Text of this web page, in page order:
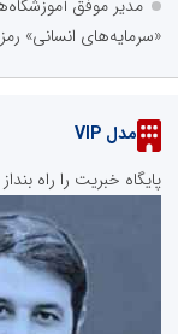
مدیر موفق
«سرمایه‌های انسانی»
مدل VIP
پایگاه خبریت را راه بنداز